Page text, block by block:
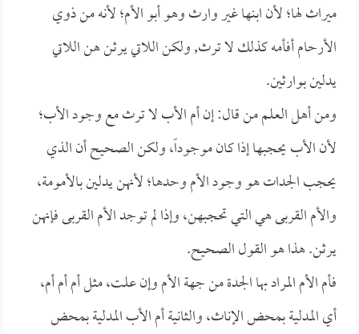
ميراث لها؛ لأن ابنها غير وارث وهو أبو الأم؛ لأنه من ذوي
الأرحام أفأمه كذلك لا ترث, ولكن اللاتي يرثن هن اللاتي
يدلين بوارثين.
ومن أهل العلم من قال: إن أم الأب لا ترث مع وجود الأب؛
لأن الأب يحجبها إذا كان موجوداً، ولكن الصحيح أن الذي
يحجب الجدات هو وجود الأم وحدها؛ لأنهن يدلين بالأمومة،
والأم القربى هي التي تحجبهن، وإذا لم توجد الأم القربى فإنهن
يرثن. هذا هو القول الصحيح.
فأم الأم المراد بها الجدة من جهة الأم وإن علت، مثل أم أم أم،
أي المدلية بمحض الإناث، والثانية أم الأب المدلية بمحض